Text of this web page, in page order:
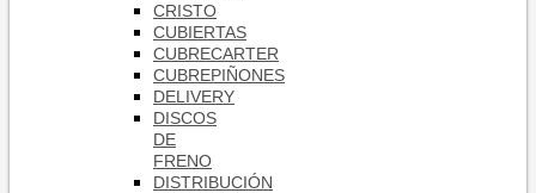
CRISTO
CUBIERTAS
CUBRECARTER
CUBREPIÑONES
DELIVERY
DISCOS
DE
FRENO
DISTRIBUCIÓN